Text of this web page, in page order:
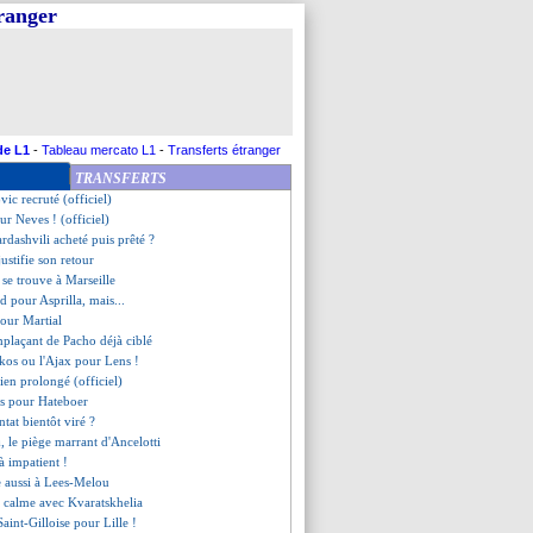
L1 - Tableau mercato L1 - Transferts étranger
TRANSFERTS
meilleur choix pour l'OM
relance la piste Omorodion
une prolongation
recruté (officiel)
Neves ! (officiel)
acheté puis prêté ?
son retour
trouve à Marseille
pour Asprilla, mais...
Martial
de Pacho déjà ciblé
ou l'Ajax pour Lens !
prolongé (officiel)
pour Hateboer
bientôt viré ?
le piège marrant d'Ancelotti
impatient !
aussi à Lees-Melou
calme avec Kvaratskhelia
Gilloise pour Lille !